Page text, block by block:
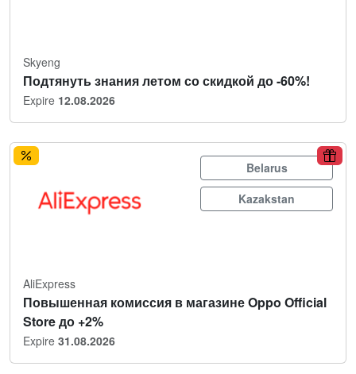
Skyeng
Подтянуть знания летом со скидкой до -60%!
Expire 12.08.2026
Belarus
Kazakstan
AliExpress
Повышенная комиссия в магазине Oppo Official
Store до +2%
Expire 31.08.2026